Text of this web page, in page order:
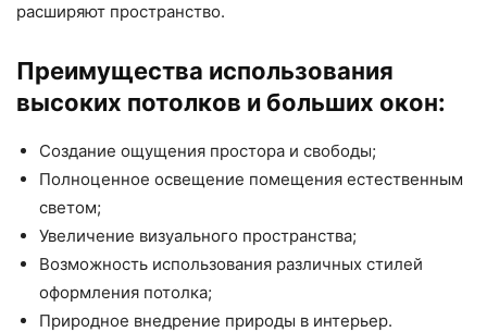
расширяют пространство.
Преимущества использования
высоких потолков и больших окон:
Создание ощущения простора и свободы;
Полноценное освещение помещения естественным
светом;
Увеличение визуального пространства;
Возможность использования различных стилей
оформления потолка;
Природное внедрение природы в интерьер.